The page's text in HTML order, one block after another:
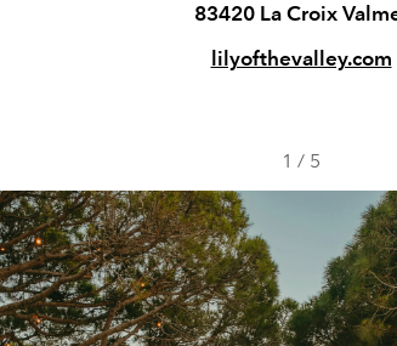
83420 La Croix
lilyofthevalley.com
1 / 5